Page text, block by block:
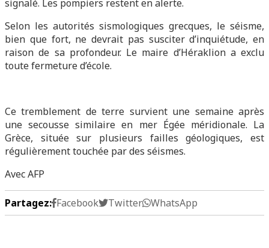
signalé. Les pompiers restent en alerte.
Selon les autorités sismologiques grecques, le séisme,
bien que fort, ne devrait pas susciter d’inquiétude, en
raison de sa profondeur. Le maire d’Héraklion a exclu
toute fermeture d’école.
Ce tremblement de terre survient une semaine après
une secousse similaire en mer Égée méridionale. La
Grèce, située sur plusieurs failles géologiques, est
régulièrement touchée par des séismes.
Avec AFP
Partagez: Facebook Twitter WhatsApp